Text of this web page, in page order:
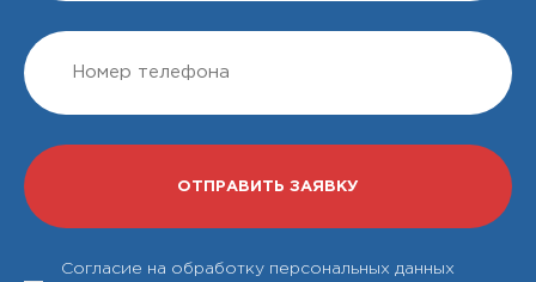
Согласие на обработку персональных данных